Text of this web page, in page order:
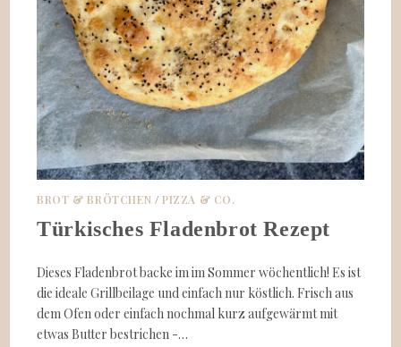
BROT & BRÖTCHEN /PIZZA & CO.
Türkisches Fladenbrot Rezept
Dieses Fladenbrot backe im im Sommer wöchentlich! Es ist
die ideale Grillbeilage und einfach nur köstlich. Frisch aus
dem Ofen oder einfach nochmal kurz aufgewärmt mit
etwas Butter bestrichen -…